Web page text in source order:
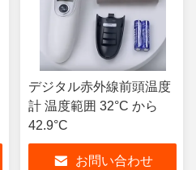
デジタル赤外線前頭温度
計 温度範囲 32°C から
42.9°C
お問い合わせ